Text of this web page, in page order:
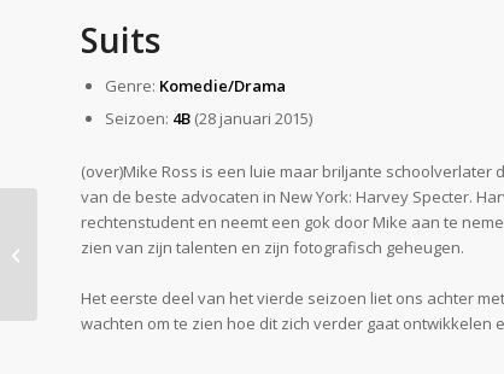
Suits
Genre: Komedie/Drama
Seizoen: 4B (28 januari 2015)
(over)Mike Ross is een luie maar briljante
van de beste advocaten in New York: Harvey Specter.
rechtenstudent en neemt een gok door Mike aan te
zien van zijn talenten en zijn fotografisch geheugen.
Het eerste deel van het vierde seizoen liet ons achter
wachten om te zien hoe dit zich verder gaat ontwikkelen
De Vakantie tips en